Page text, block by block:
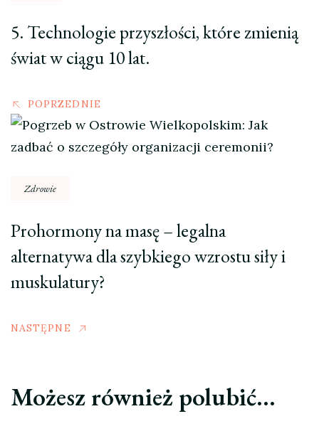
5. Technologie przyszłości, które zmienią
świat w ciągu 10 lat.
POPRZEDNIE
Zdrowie
Prohormony na masę – legalna
alternatywa dla szybkiego wzrostu siły i
muskulatury?
NASTĘPNE
Możesz również polubić…